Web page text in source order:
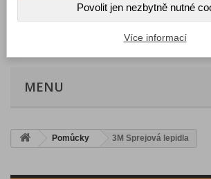
(prázdný)
MENU
Pomůcky 3M Sprejová lepidla
Povolit jen nezbytně nutné
Více informací